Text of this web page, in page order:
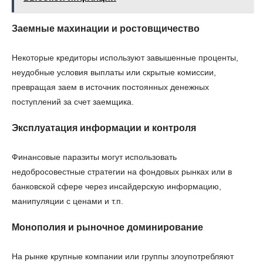
Заемные махинации и ростовщичество
Некоторые кредиторы используют завышенные проценты,
неудобные условия выплаты или скрытые комиссии,
превращая заем в источник постоянных денежных
поступлений за счет заемщика.
Эксплуатация информации и контроля
Финансовые паразиты могут использовать
недобросовестные стратегии на фондовых рынках или в
банковской сфере через инсайдерскую информацию,
манипуляции с ценами и т.п.
Монополия и рыночное доминирование
На рынке крупные компании или группы злоупотребляют